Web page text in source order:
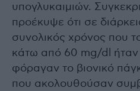
υπογλυκαιμιών.
προέκυψε ότι σε
συνολικός χρόνος που
κάτω από 60 mg/dl ήταν
φόραγαν το βιονικό
που ακολουθούσαν